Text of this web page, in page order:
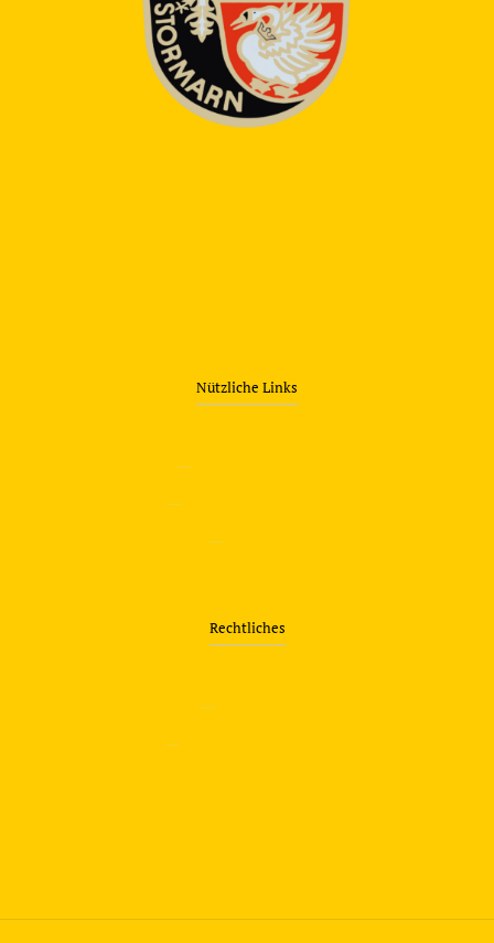
Nützliche Links
—
—
—
Rechtliches
—
—